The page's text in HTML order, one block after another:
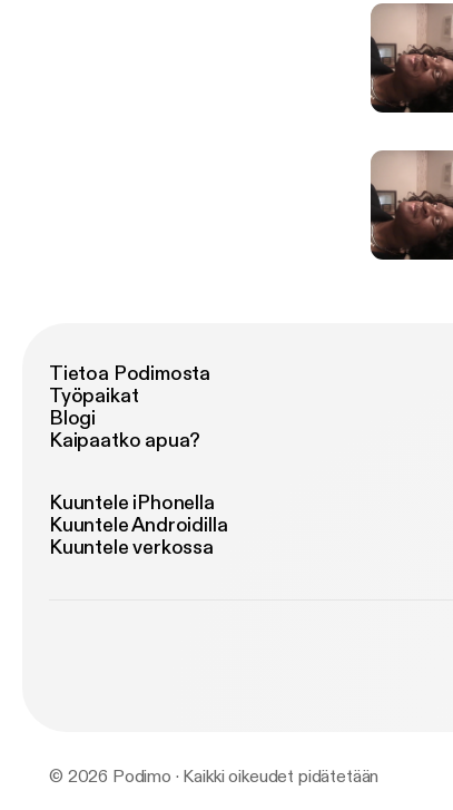
Tietoa Podimosta
Työpaikat
Blogi
Kaipaatko apua?
Kuuntele iPhonella
Kuuntele Androidilla
Kuuntele verkossa
© 2026 Podimo · Kaikki oikeudet pidätetään